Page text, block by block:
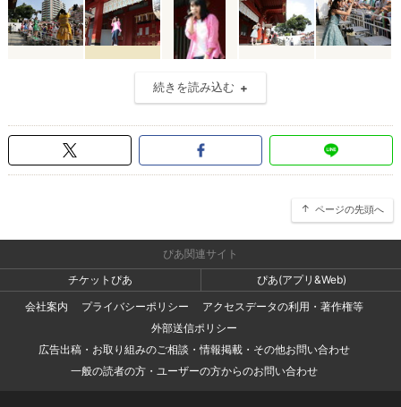
続きを読み込む
ページの先頭へ
ぴあ関連サイト
チケットぴあ
ぴあ(アプリ&Web)
会社案内
プライバシーポリシー
アクセスデータの利用・著作権等
外部送信ポリシー
広告出稿・お取り組みのご相談・情報掲載・その他お問い合わせ
一般の読者の方・ユーザーの方からのお問い合わせ